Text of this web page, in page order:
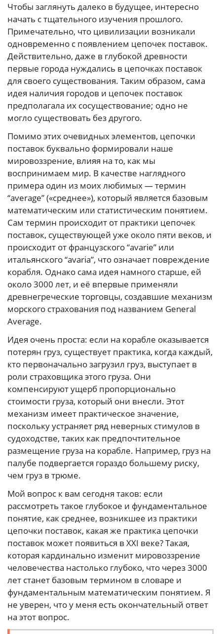
Чтобы заглянуть далеко в будущее, интересно
начать с тщательного изучения прошлого.
Примечательно, что цивилизации возникали
одновременно с появлением цепочек поставок.
Действительно, даже в глубокой древности
первые города нуждались в цепочках поставок
для своего существования. Таким образом, сама
идея наличия городов и цепочек поставок
предполагала их сосуществование; одно не
могло существовать без другого.
Помимо этих очевидных элементов, цепочки
поставок буквально формировали наше
мировоззрение, влияя на то, как мы
воспринимаем мир. В качестве наглядного
примера один из моих любимых — термин
“average” («среднее»), который является базовым
математическим или статистическим понятием.
Сам термин происходит от практики цепочек
поставок, существующей уже около пяти веков, и
происходит от французского “avarie” или
итальянского “avaria”, что означает повреждение
корабля. Однако сама идея намного старше, ей
около 3000 лет, и её впервые применяли
древнегреческие торговцы, создавшие механизм
морского страхования под названием General
Average.
Идея очень проста: если на корабле оказывается
потерян груз, существует практика, когда каждый,
кто первоначально загрузил груз, выступает в
роли страховщика этого груза. Они
компенсируют ущерб пропорционально
стоимости груза, который они внесли. Этот
механизм имеет практическое значение,
поскольку устраняет ряд неверных стимулов в
судоходстве, таких как предпочтительное
размещение груза на корабле. Например, груз на
палубе подвергается гораздо большему риску,
чем груз в трюме.
Мой вопрос к вам сегодня таков: если
рассмотреть такое глубокое и фундаментальное
понятие, как среднее, возникшее из практики
цепочки поставок, какая же практика цепочки
поставок может появиться в XXI веке? Такая,
которая кардинально изменит мировоззрение
человечества настолько глубоко, что через 3000
лет станет базовым термином в словаре и
фундаментальным математическим понятием. Я
не уверен, что у меня есть окончательный ответ
на этот вопрос.